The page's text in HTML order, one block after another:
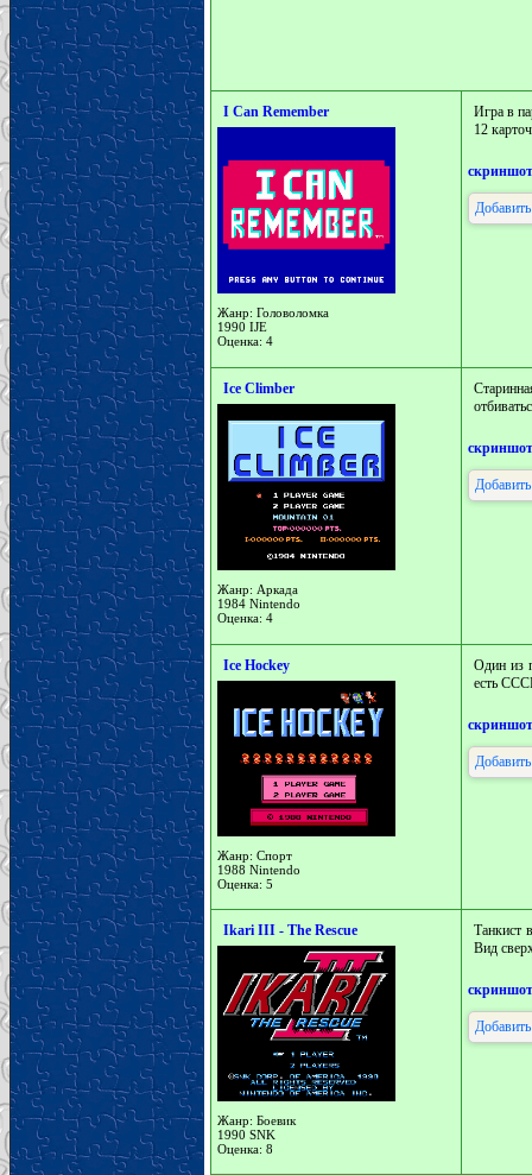
I Can Remember
Жанр: Головоломка
1990 IJE
Оценка: 4
Игра в
12
Ice Climber
Жанр: Аркада
1984 Nintendo
Оценка: 4
Ice Hockey
Жанр: Спорт
1988 Nintendo
Оценка: 5
Один из
есть
Ikari III - The Rescue
Жанр: Боевик
1990 SNK
Оценка: 8
Танкист
Вид